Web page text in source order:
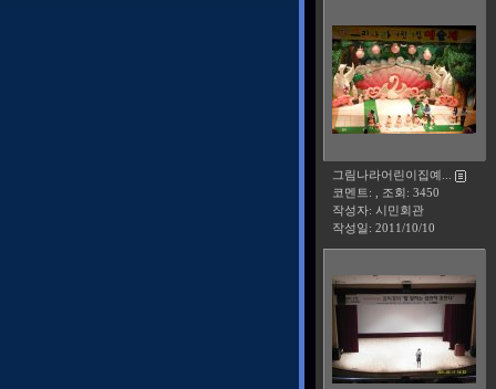
그림나라어린이집예...
코멘트: , 조회: 3450
작성자: 시민회관
작성일: 2011/10/10